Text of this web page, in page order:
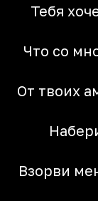
Тебя
Что со
От твоих
Взорви